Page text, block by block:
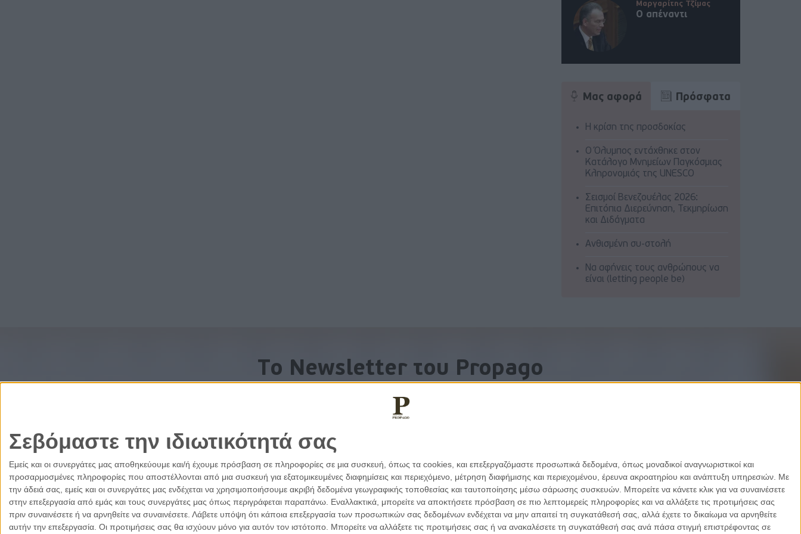
Σεβόμαστε την ιδιωτικότητά σας
Εμείς και οι συνεργάτες μας αποθηκεύουμε και/ή έχουμε πρόσβαση σε πληροφορίες σε μια συσκευή, όπως τα cookies, και επεξεργαζόμαστε προσωπικά δεδομένα, όπως μοναδικοί αναγνωριστικοί και
προσαρμοσμένες πληροφορίες που αποστέλλονται από μια συσκευή για εξατομικευμένες διαφημίσεις και περιεχόμενο, μέτρηση διαφήμισης και περιεχομένου, έρευνα ακροατηρίου και ανάπτυξη υπηρεσιών. Με
την άδειά σας, εμείς και οι συνεργάτες μας ενδέχεται να χρησιμοποιήσουμε ακριβή δεδομένα γεωγραφικής τοποθεσίας και ταυτοποίησης μέσω σάρωσης συσκευών. Μπορείτε να κάνετε κλικ για να συναινέσετε
στην επεξεργασία από εμάς και τους συνεργάτες μας όπως περιγράφεται παραπάνω. Εναλλακτικά, μπορείτε να αποκτήσετε πρόσβαση σε πιο λεπτομερείς πληροφορίες και να αλλάξετε τις προτιμήσεις σας
πριν συναινέσετε ή να αρνηθείτε να συναινέσετε. Λάβετε υπόψη ότι κάποια επεξεργασία των προσωπικών σας δεδομένων ενδέχεται να μην απαιτεί τη συγκατάθεσή σας, αλλά έχετε το δικαίωμα να αρνηθείτε
αυτήν την επεξεργασία. Οι προτιμήσεις σας θα ισχύουν μόνο για αυτόν τον ιστότοπο. Μπορείτε να αλλάξετε τις προτιμήσεις σας ή να ανακαλέσετε τη συγκατάθεσή σας ανά πάσα στιγμή επιστρέφοντας σε
Μαργαρίτης Τζίμας
Ο απέναντι
Μας αφορά Πρόσφατα
Η κρίση της προσδοκίας
Ο Όλυμπος εντάχθηκε στον
Κατάλογο Μνημείων Παγκόσμιας
Κληρονομιάς της UNESCO
Σεισμοί Βενεζουέλας 2026:
Επιτόπια Διερεύνηση, Τεκμηρίωση
και Διδάγματα
Ανθισμένη συ-στολή
Να αφήνεις τους ανθρώπους να
είναι (letting people be)
To Newsletter του Propago
Λάβετε την ανάλυση της ημέρας στο email σας
Ελλάδα Κύπρος Δικαιοσύνη Πολιτισμός Παρεμβάσεις Designed by Porcupine Colors-Developed by Joinweb